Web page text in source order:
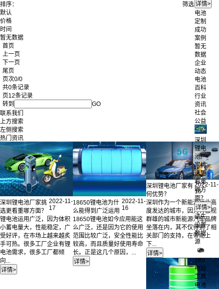
电池
定制
成功
案例
暂无
数据
企业
动态
电池
百科
行业
资讯
社会
公益
深圳
锂电
池厂
家挑
选更
看重
哪方
面？
请先
设置
数据
源
18V
电动
工具
电池
排序：
默认
价格
时间
筛选：
暂无数据
首页
上一页
下一页
尾页
页次0/0
共0条记录
页12条记录
转到
GO
联系我们
上方搜索
左侧搜索
热门资讯
深圳锂电池厂家挑
选更看重哪方面？
2022-11-
17
锂电池运用广泛，因为体积
小蓄电量大，性能稳定，广
受好评，在市场上越来越炙
手可热。很多工厂企业有锂
电池需求，很多工厂都倾
向...
18650锂电池为什
么能得到广泛运用
2022-11-
16
18650锂电池如今应用能这
么广泛，还是因为它的使用
范围比较广泛，安全性能比
较高，而且质量好使用寿命
长。正是这几个原因，...
深圳锂电池厂家有
何优势？
2022-11-
16
深圳作为一个新能源行业高
度发达的城市，因为有傲视
群雄的城市新能源汽车品牌
坐落在内，其不仅得到了相
关部门的支持，在带动上
下...